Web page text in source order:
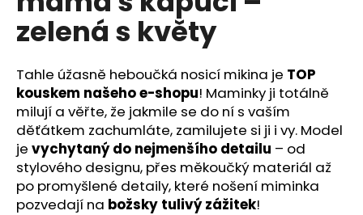
5
hvězdiček.
zelená s květy
Tahle úžasně heboučká nosicí mikina je TOP
kouskem našeho e-shopu! Maminky ji totálně
milují a věřte, že jakmile se do ní s vaším
děťátkem zachumláte, zamilujete si ji i vy. Model
je vychytaný do nejmenšího detailu – od
stylového designu, přes měkoučký materiál až
po promyšlené detaily, které nošení miminka
pozvedají na božsky tulivý zážitek!
u
j
m
e